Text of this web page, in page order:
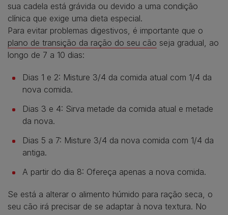
sua cadela está grávida ou devido a uma condição
clínica que exige uma dieta especial.
Para evitar problemas digestivos, é importante que o
plano de transição da ração do seu cão seja gradual, ao
longo de 7 a 10 dias:
Dias 1 e 2: Misture 3/4 da comida atual com 1/4 da
nova comida.
Dias 3 e 4: Sirva metade da comida atual e metade
da nova.
Dias 5 a 7: Misture 3/4 da nova comida com 1/4 da
antiga.
A partir do dia 8: Ofereça apenas a nova comida.
Se está a alterar o alimento húmido para ração seca, o
seu cão irá precisar de se adaptar à nova textura. No